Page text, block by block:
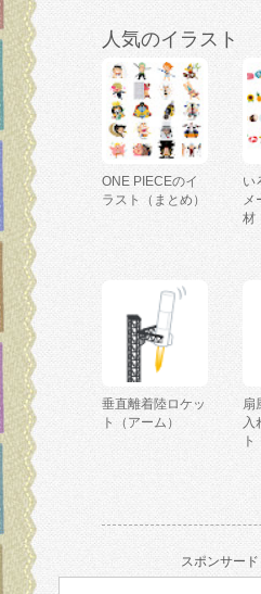
人気のイラスト
ONE PIECEのイ
ラスト（まとめ）
い
メ
材
垂直離着陸ロケッ
ト（アーム）
扇
入
ト
スポンサード